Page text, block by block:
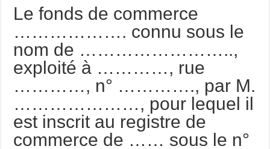
Le fonds de commerce
………………. connu sous le
nom de ……………………..,
exploité à …………, rue
…………, n° …………., par M.
…………………, pour lequel il
est inscrit au registre de
commerce de …… sous le n°